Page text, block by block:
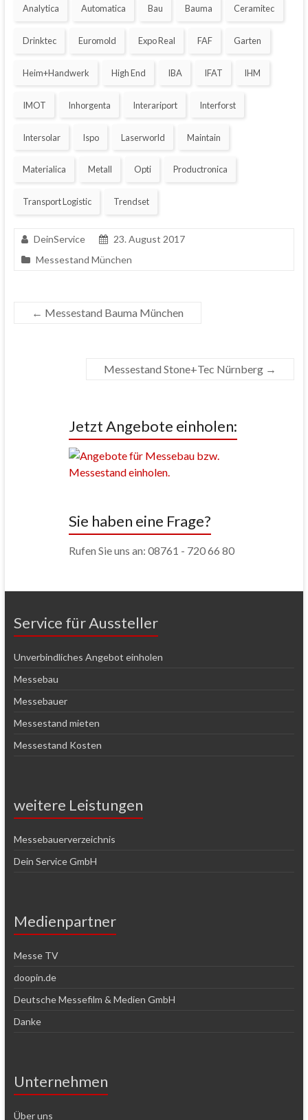
Analytica Automatica Bau Bauma Ceramitec
Drinktec Euromold Expo Real FAF Garten
Heim+Handwerk High End IBA IFAT IHM
IMOT Inhorgenta Interariport Interforst
Intersolar Ispo Laserworld Maintain
Materialica Metall Opti Productronica
Transport Logistic Trendset
DeinService
23. August 2017
Messestand München
← Messestand Bauma München
Messestand Stone+Tec Nürnberg →
Jetzt Angebote einholen:
Sie haben eine Frage?
Rufen Sie uns an: 08761 - 720 66 80
Service für Aussteller
Unverbindliches Angebot einholen
Messebau
Messebauer
Messestand mieten
Messestand Kosten
weitere Leistungen
Messebauerverzeichnis
Dein Service GmbH
Medienpartner
Messe TV
doopin.de
Deutsche Messefilm & Medien GmbH
Danke
Unternehmen
Über uns